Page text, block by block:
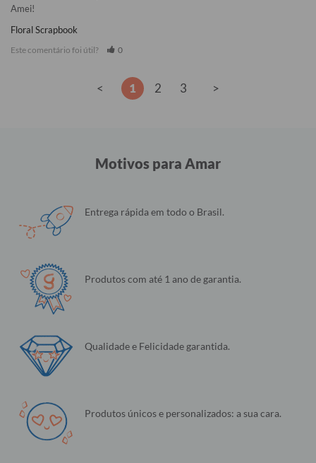
Amei!
Floral Scrapbook
Este comentário foi útil? 0
< 1 2 3 >
Motivos para Amar
Entrega rápida em todo o Brasil.
Produtos com até 1 ano de garantia.
Qualidade e Felicidade garantida.
Produtos únicos e personalizados: a sua cara.